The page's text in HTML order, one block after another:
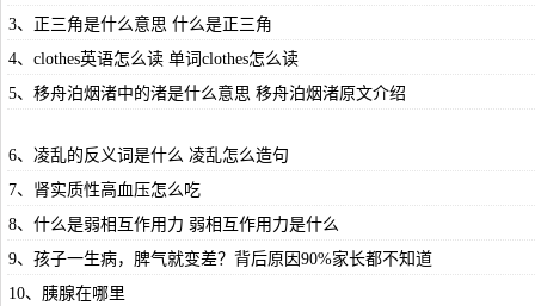
3、正三角是什么意思 什么是正三角
4、clothes英语怎么读 单词clothes怎么读
5、移舟泊烟渚中的渚是什么意思 移舟泊烟渚原文介绍
6、凌乱的反义词是什么 凌乱怎么造句
7、肾实质性高血压怎么吃
8、什么是弱相互作用力 弱相互作用力是什么
9、孩子一生病，脾气就变差？背后原因90%家长都不知道
10、胰腺在哪里